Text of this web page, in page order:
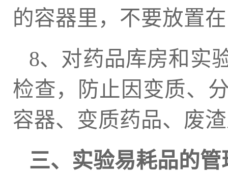
的容器里，不要放置
8、对药品库房和实
检查，防止因变质、
容器、变质药品、废
三、实验易耗品的管